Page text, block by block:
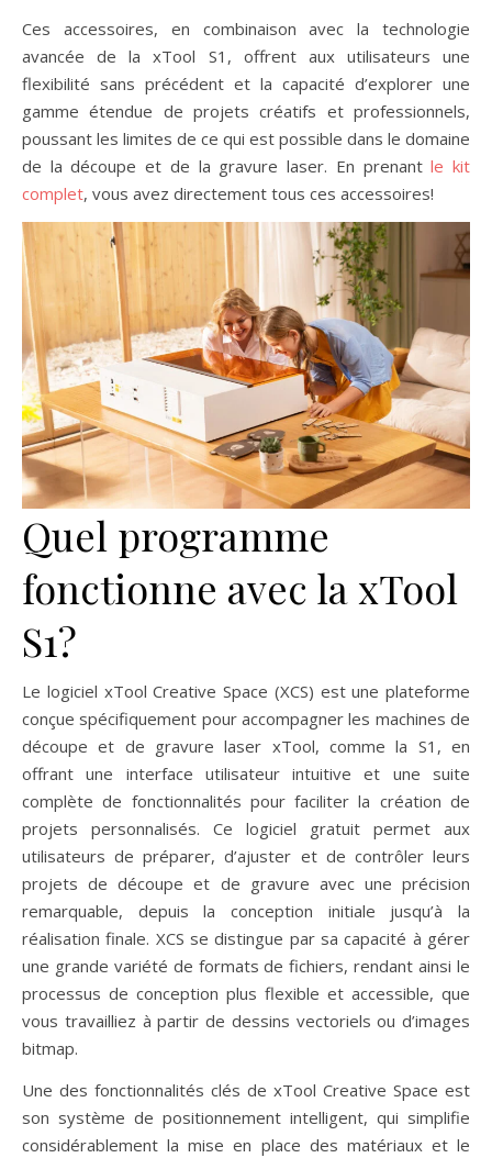
Ces accessoires, en combinaison avec la technologie
avancée de la xTool S1, offrent aux utilisateurs une
flexibilité sans précédent et la capacité d’explorer une
gamme étendue de projets créatifs et professionnels,
poussant les limites de ce qui est possible dans le domaine
de la découpe et de la gravure laser. En prenantle kit
complet, vous avez directement tous ces accessoires!
Quel programme
fonctionne avec la xTool
S1?
Le logiciel xTool Creative Space (XCS) est une plateforme
conçue spécifiquement pour accompagner les machines de
découpe et de gravure laser xTool, comme la S1, en
offrant une interface utilisateur intuitive et une suite
complète de fonctionnalités pour faciliter la création de
projets personnalisés. Ce logiciel gratuit permet aux
utilisateurs de préparer, d’ajuster et de contrôler leurs
projets de découpe et de gravure avec une précision
remarquable, depuis la conception initiale jusqu’à la
réalisation finale. XCS se distingue par sa capacité à gérer
une grande variété de formats de fichiers, rendant ainsi le
processus de conception plus flexible et accessible, que
vous travailliez à partir de dessins vectoriels ou d’images
bitmap.
Une des fonctionnalités clés de xTool Creative Space est
son système de positionnement intelligent, qui simplifie
considérablement la mise en place des matériaux et le